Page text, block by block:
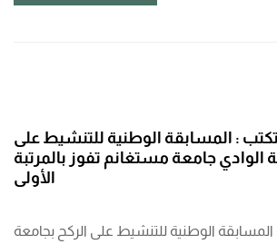
تكتب : المسابقة الوطنية للتنشيط على
الوادي جامعة مستغانم تفوز بالمرتبة
الأولى
المسابقة الوطنية للتنشيط على الركح بجامعة